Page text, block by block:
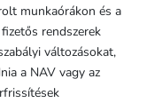
munkaórákon és a
rendszerek
változásokat,
a NAV vagy az